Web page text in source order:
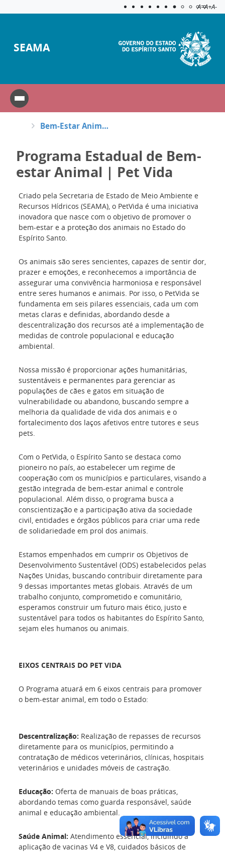
Aplicar
A=A+A-
SEAMA
Bem-Estar Animal - Pet Vida
Programa Estadual de Bem-
estar Animal | Pet Vida
Criado pela Secretaria de Estado de Meio Ambiente e
Recursos Hídricos (SEAMA), o PetVida é uma iniciativa
inovadora que nasce com o objetivo de promover o
bem-estar e a proteção dos animais no Estado do
Espírito Santo.
Os animais são seres sencientes, capazes de sentir dor,
prazer e emoções, e reconhecemos a importância de
assegurar uma convivência harmoniosa e responsável
entre seres humanos e animais. Por isso, o PetVida se
fundamenta em seis pilares essenciais, cada um com
metas claras e definidas, abordando desde a
descentralização dos recursos até a implementação de
medidas de controle populacional e educação
ambiental.
Nossa missão é proporcionar ações humanitárias,
sustentáveis e permanentes para gerenciar as
populações de cães e gatos em situação de
vulnerabilidade ou abandono, buscando sempre a
melhoria da qualidade de vida dos animais e o
fortalecimento dos laços afetivos entre tutores e seus
pets.
Com o PetVida, o Espírito Santo se destaca como
pioneiro no país, ao estabelecer um regime de
cooperação com os municípios e particulares, visando a
gestão integrada de bem-estar animal e controle
populacional. Além disso, o programa busca a
conscientização e a participação ativa da sociedade
civil, entidades e órgãos públicos para criar uma rede
de solidariedade em prol dos animais.
Estamos empenhados em cumprir os Objetivos de
Desenvolvimento Sustentável (ODS) estabelecidos pelas
Nações Unidas, buscando contribuir diretamente para
9 dessas importantes metas globais. Através de um
trabalho conjunto, comprometido e comunitário,
esperamos construir um futuro mais ético, justo e
sustentável para todos os habitantes do Espírito Santo,
sejam eles humanos ou animais.
EIXOS CENTRAIS DO PET VIDA
O Programa atuará em 6 eixos centrais para promover
o bem-estar animal, em todo o Estado:
Descentralização: Realização de repasses de recursos
diretamente para os municípios, permitindo a
contratação de médicos veterinários, clínicas, hospitais
veterinários e unidades móveis de castração.
Educação: Oferta de manuais de boas práticas,
abordando temas como guarda responsável, saúde
animal e educação ambiental.
Saúde Animal: Atendimento essencial, incluindo a
aplicação de vacinas V4 e V8, cuidados básicos de